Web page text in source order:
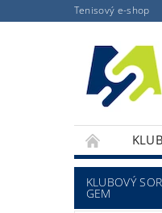
Tenisový e-shop
KLUBOVÝ
GEM